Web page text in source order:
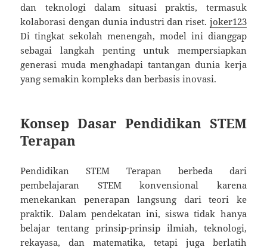
dan teknologi dalam situasi praktis, termasuk
kolaborasi dengan dunia industri dan riset. joker123
Di tingkat sekolah menengah, model ini dianggap
sebagai langkah penting untuk mempersiapkan
generasi muda menghadapi tantangan dunia kerja
yang semakin kompleks dan berbasis inovasi.
Konsep Dasar Pendidikan STEM
Terapan
Pendidikan STEM Terapan berbeda dari
pembelajaran STEM konvensional karena
menekankan penerapan langsung dari teori ke
praktik. Dalam pendekatan ini, siswa tidak hanya
belajar tentang prinsip-prinsip ilmiah, teknologi,
rekayasa, dan matematika, tetapi juga berlatih